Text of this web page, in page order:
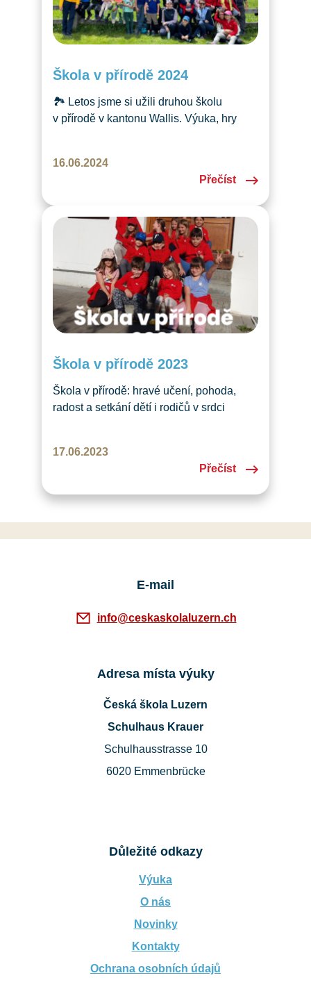
Škola v přírodě 2024
🏞️ Letos jsme si užili druhou školu
v přírodě v kantonu Wallis. Výuka, hry
na další ročník! 🎉
16.06.2024
Přečíst
Škola v přírodě 2023
Škola v přírodě: hravé učení, pohoda,
radost a setkání dětí i rodičů v srdci
v přírodě v historii České školy Luzern.
A můžeme říci jedním slovem: PARÁDA!
nedaleko…
17.06.2023
Přečíst
E-mail
info@ceskaskolaluzern.ch
Adresa místa výuky
Česká škola Luzern
Schulhaus Krauer
Schulhausstrasse 10
6020 Emmenbrücke
Důležité odkazy
Výuka
O nás
Novinky
Kontakty
Ochrana osobních údajů